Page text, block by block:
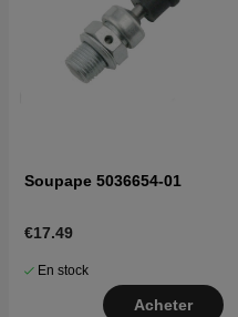
Soupape 5036654-01
€17.49
En stock
Acheter